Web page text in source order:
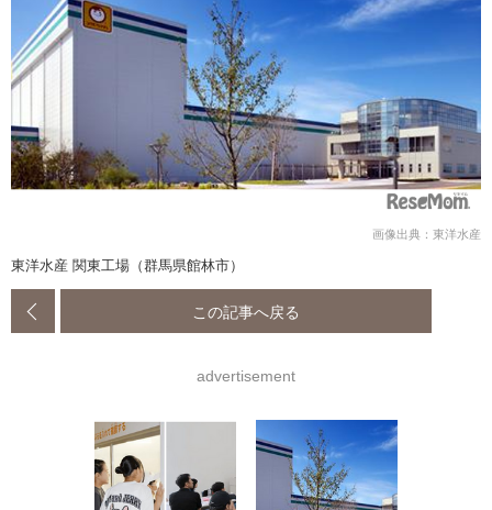
画像出典：東洋水産
東洋水産 関東工場（群馬県館林市）
この記事へ戻る
advertisement